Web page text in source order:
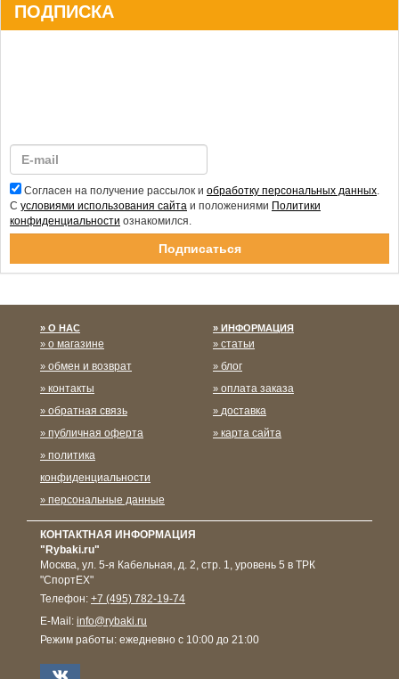
ПОДПИСКА
Согласен на получение рассылок и обработку персональных данных
С условиями использования сайта и положениями Политики
конфиденциальности ознакомился.
О НАС
о магазине
обмен и возврат
контакты
обратная связь
публичная оферта
политика
конфиденциальности
персональные данные
ИНФОРМАЦИЯ
статьи
блог
оплата заказа
доставка
карта сайта
КОНТАКТНАЯ ИНФОРМАЦИЯ
"Rybaki.ru"
Москва, ул. 5-я Кабельная, д. 2, стр. 1, уровень 5 в ТРК
"СпортЕХ"
Телефон: +7 (495) 782-19-74
E-Mail: info@rybaki.ru
Режим работы: ежедневно с 10:00 до 21:00